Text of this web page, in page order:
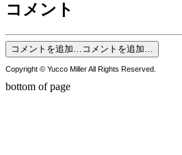
コメント
コメントを追加… コメントを追加…
Copyright © Yucco Miller All Rights Reserved.
bottom of page